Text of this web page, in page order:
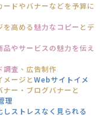
ードやバナーなどを予算に
を高める 魅力なコピー とデ
品やサービスの魅力を伝え
調査 、広告制作
メージとWebサイトイメ
ナー・ブログバナーと
理
ストレスなく見られる